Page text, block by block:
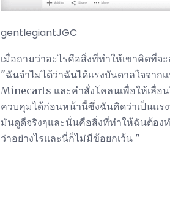
gentlegiantJGC
เมื่อถามว่าอะไรคือสิ่งที่ทำให้เขาคิดที่
"ฉันจำไม่ได้ว่าฉันได้แรงบันดาลใจจา
Minecarts และคำสั่งโคลนเพื่อให้เลื่อ
ควบคุมได้ก่อนหน้านี้ซึ่งฉันคิดว่าเป็นแร
มันดูดีจริงๆและนั่นคือสิ่งที่ทำให้ฉันต้อง
ว่าอย่างไรและนี่ก็ไม่มีข้อยกเว้น "